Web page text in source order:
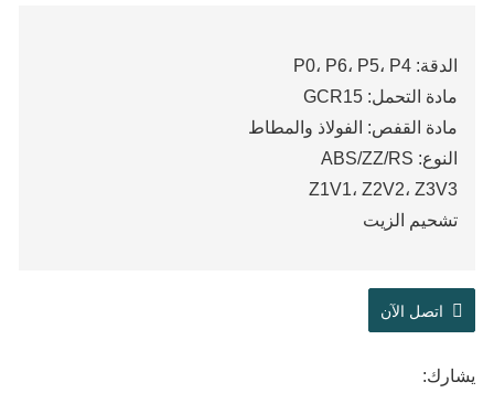
الدقة: P0، P6، P5، P4
مادة التحمل: GCR15
مادة القفص: الفولاذ والمطاط
النوع: ABS/ZZ/RS
Z1V1، Z2V2، Z3V3
تشحيم الزيت
اتصل الآن
يشارك: